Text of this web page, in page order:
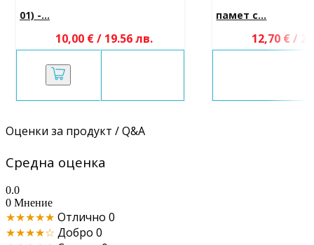
01) -...
10,00 € / 19.56 лв.
памет с...
12,70 € /
Оценки за продукт / Q&A
Средна оценка
0.0
0 Мнение
★★★★★ Отлично 0
★★★★☆ Добро 0